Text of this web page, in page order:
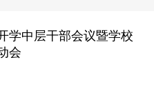
学中层干部会议暨学校
会